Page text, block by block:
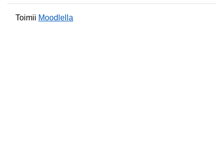
Toimii Moodlella